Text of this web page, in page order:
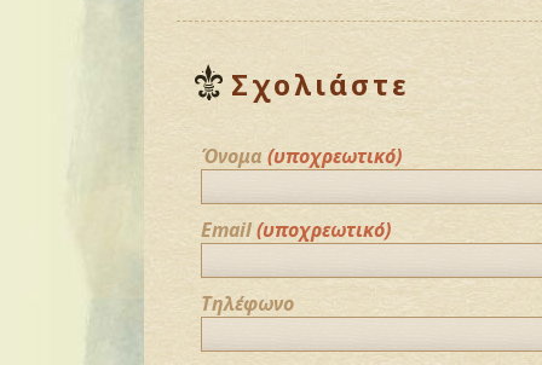
Σχολιάστε
Όνομα (υποχρεωτικό)
Email(υποχρεωτικό)
Τηλέφωνο